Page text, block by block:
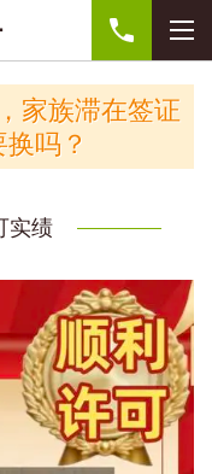
家族滞在签证
吗？
实绩